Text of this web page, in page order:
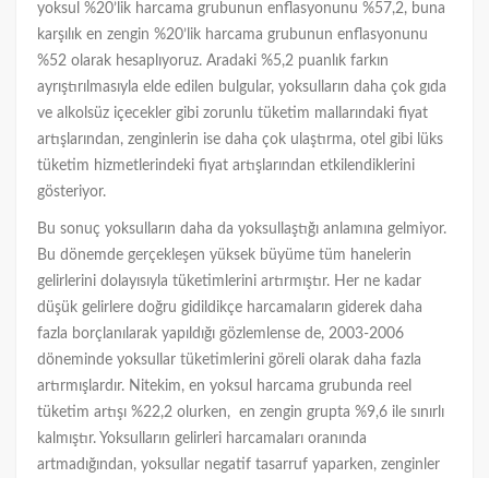
yoksul %20’lik harcama grubunun enflasyonunu %57,2, buna
karşılık en zengin %20’lik harcama grubunun enflasyonunu
%52 olarak hesaplıyoruz. Aradaki %5,2 puanlık farkın
ayrıştırılmasıyla elde edilen bulgular, yoksulların daha çok gıda
ve alkolsüz içecekler gibi zorunlu tüketim mallarındaki fiyat
artışlarından, zenginlerin ise daha çok ulaştırma, otel gibi lüks
tüketim hizmetlerindeki fiyat artışlarından etkilendiklerini
gösteriyor.
Bu sonuç yoksulların daha da yoksullaştığı anlamına gelmiyor.
Bu dönemde gerçekleşen yüksek büyüme tüm hanelerin
gelirlerini dolayısıyla tüketimlerini artırmıştır. Her ne kadar
düşük gelirlere doğru gidildikçe harcamaların giderek daha
fazla borçlanılarak yapıldığı gözlemlense de, 2003-2006
döneminde yoksullar tüketimlerini göreli olarak daha fazla
artırmışlardır. Nitekim, en yoksul harcama grubunda reel
tüketim artışı %22,2 olurken, en zengin grupta %9,6 ile sınırlı
kalmıştır. Yoksulların gelirleri harcamaları oranında
artmadığından, yoksullar negatif tasarruf yaparken, zenginler